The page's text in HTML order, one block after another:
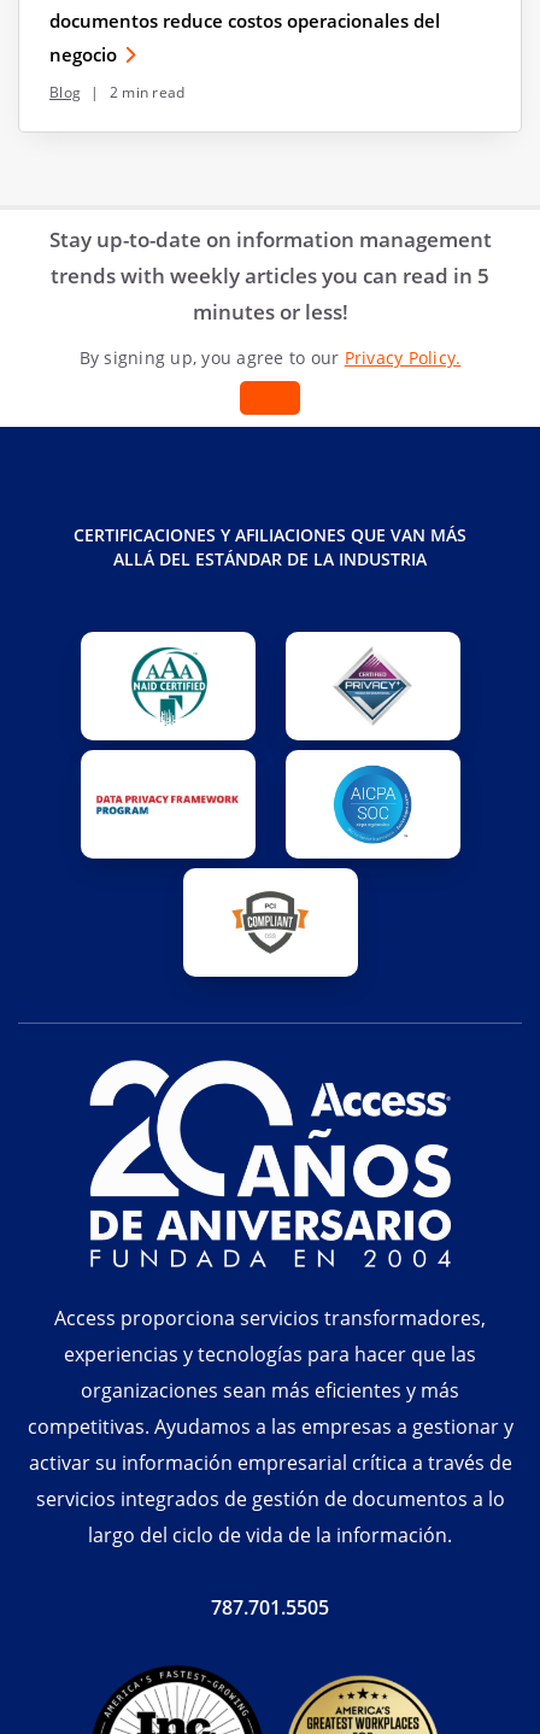
documentos reduce costos operacionales del
negocio
Blog | 2 min read
Stay up-to-date on information management
trends with weekly articles you can read in 5
minutes or less!
By signing up, you agree to our Privacy Policy.
CERTIFICACIONES Y AFILIACIONES QUE VAN MÁS
ALLÁ DEL ESTÁNDAR DE LA INDUSTRIA
Access proporciona servicios transformadores,
experiencias y tecnologías para hacer que las
organizaciones sean más eficientes y más
competitivas. Ayudamos a las empresas a gestionar y
activar su información empresarial crítica a través de
servicios integrados de gestión de documentos a lo
largo del ciclo de vida de la información.
787.701.5505